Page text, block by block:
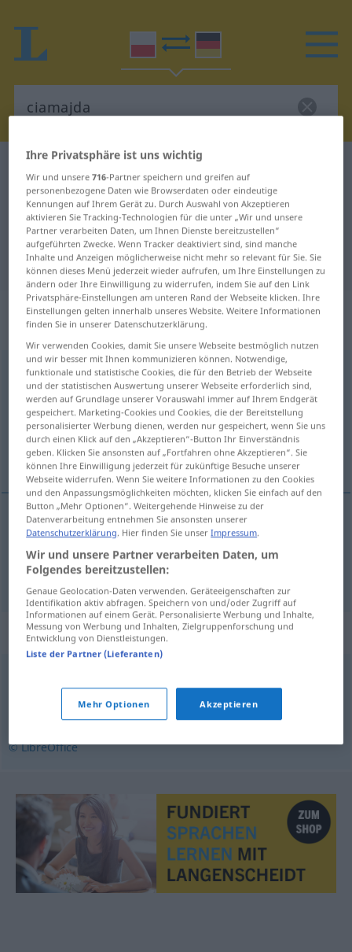
Polnisch-Deutsch Wörterbuch
Polnisch-Deutsch Übersetzung für
"ciamajda"
"ciamajda" Deutsch Übersetzung
„ciamajda“: rodzaj żeński | rodzaj
męski
ciamajdafodm <-y> UMG
Übersicht aller Übersetzungen
(Für mehr Details die Übersetzung anklicken/antippen)
Tollpatsch, Trantüte
Tollpatschm ciamajda
Trantütef ciamajda
Synonyme für "ciamajda"
niezdara,niedorajda,niedołęga,gamoń
ciapa
© LibreOffice
Ihre Privatsphäre ist uns wichtig
Wir und unsere716-Partner speichern und greifen auf
personenbezogene Daten wie Browserdaten oder eindeutige
Kennungen auf Ihrem Gerät zu. Durch Auswahl von Akzeptieren
aktivieren Sie Tracking-Technologien für die unter „Wir und unsere
Partner verarbeiten Daten, um Ihnen Dienste bereitzustellen“
aufgeführten Zwecke. Wenn Tracker deaktiviert sind, sind manche
Inhalte und Anzeigen möglicherweise nicht mehr so relevant für Sie. Sie
können dieses Menü jederzeit wieder aufrufen, um Ihre Einstellungen zu
ändern oder Ihre Einwilligung zu widerrufen, indem Sie auf den Link
Privatsphäre-Einstellungen am unteren Rand der Webseite klicken. Ihre
Einstellungen gelten innerhalb unseres Website. Weitere Informationen
finden Sie in unserer Datenschutzerklärung.
Wir verwenden Cookies, damit Sie unsere Webseite bestmöglich nutzen
und wir besser mit Ihnen kommunizieren können. Notwendige,
funktionale und statistische Cookies, die für den Betrieb der Webseite
und der statistischen Auswertung unserer Webseite erforderlich sind,
werden auf Grundlage unserer Vorauswahl immer auf Ihrem Endgerät
gespeichert. Marketing-Cookies und Cookies, die der Bereitstellung
personalisierter Werbung dienen, werden nur gespeichert, wenn Sie uns
durch einen Klick auf den „Akzeptieren“-Button Ihr Einverständnis
geben. Klicken Sie ansonsten auf „Fortfahren ohne Akzeptieren“. Sie
können Ihre Einwilligung jederzeit für zukünftige Besuche unserer
Webseite widerrufen. Wenn Sie weitere Informationen zu den Cookies
und den Anpassungsmöglichkeiten möchten, klicken Sie einfach auf den
Button „Mehr Optionen“. Weitergehende Hinweise zu der
Datenverarbeitung entnehmen Sie ansonsten unserer
Datenschutzerklärung. Hier finden Sie unserImpressum.
Wir und unsere Partner verarbeiten Daten, um
Folgendes bereitzustellen:
Genaue Geolocation-Daten verwenden. Geräteeigenschaften zur
Identifikation aktiv abfragen. Speichern von und/oder Zugriff auf
Informationen auf einem Gerät. Personalisierte Werbung und Inhalte,
Messung von Werbung und Inhalten, Zielgruppenforschung und
Entwicklung von Dienstleistungen.
Liste der Partner (Lieferanten)
Mehr Optionen Akzeptieren